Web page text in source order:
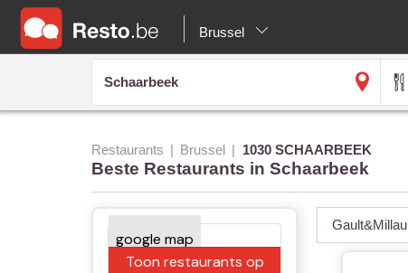
Brussel
Restaurants Brussel 1030 SCHAARBEEK
Beste Restaurants in Schaarbeek
Toon restaurants op
Gault&Millau